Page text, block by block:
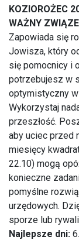
KOZIOROŻEC
WAŻNY
Zapowiada się
Jowisza, który
się pomocnicy i
potrzebujesz w
optymistyczny
Wykorzystaj
przeszłość.
aby uciec przed
miesięcy
22.10) mogą
konieczne
pomyślne
urzędowych.
sporze lub
Najlepsze dni: